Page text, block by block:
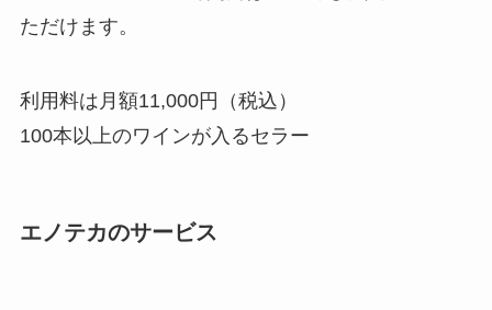
ただけます。
利用料は月額11,000円（税込）
100本以上のワインが入るセラー
エノテカのサービス